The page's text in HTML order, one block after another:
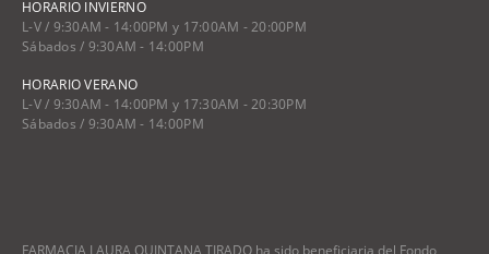
HORARIO INVIERNO
L-V / 9:30AM - 14:00PM y 17:00AM - 20:00PM
Sábados / 9:30AM - 14:00PM
HORARIO VERANO
L-V / 9:30AM - 14:00PM y 17:30AM - 20:30PM
Sábados / 9:30AM - 14:00PM